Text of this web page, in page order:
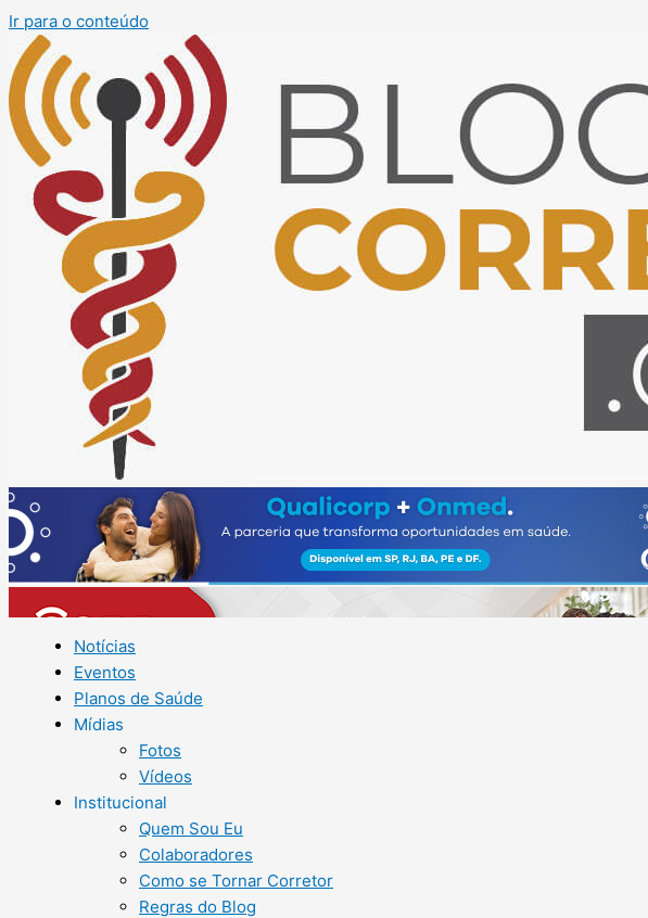
Ir para o conteúdo
Notícias
Eventos
Planos de Saúde
Mídias
Fotos
Vídeos
Institucional
Quem Sou Eu
Colaboradores
Como se Tornar Corretor
Regras do Blog